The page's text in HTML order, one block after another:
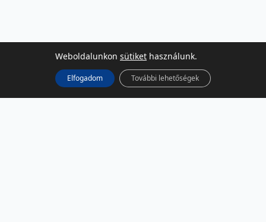
Weboldalunkon sütiket használunk.
Elfogadom További lehetőségek